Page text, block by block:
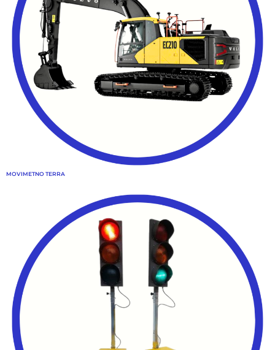
MOVIMETNO TERRA